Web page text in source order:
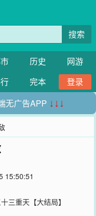
搜索
历史
网游
完本
登录
无广告APP ↓↓↓
15:50:51
三重天【大结局】